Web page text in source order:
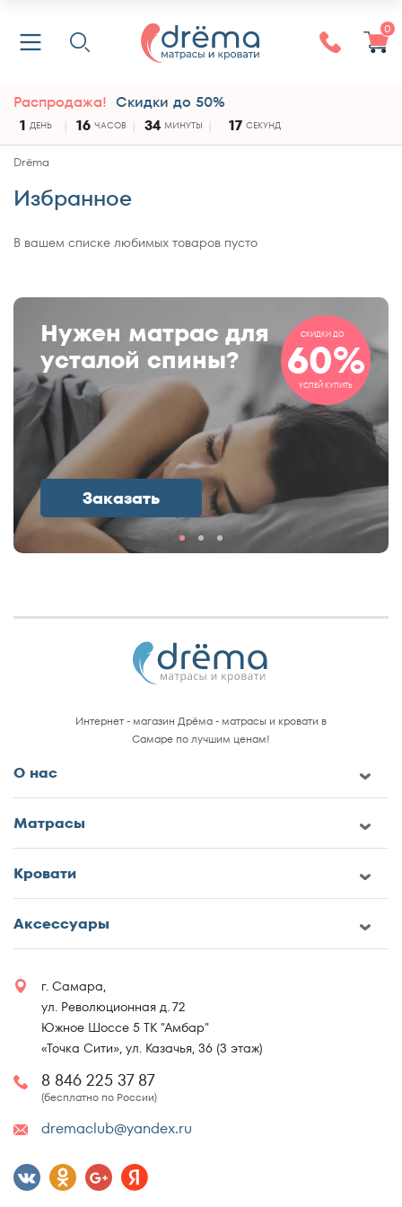
0
Распродажа! Скидки до 50%
1 ДЕНЬ 16 ЧАСОВ 34 МИНУТЫ 17 СЕКУНД
Drёma
Избранное
В вашем списке любимых товаров пусто
Нужен матрас для
усталой спины?
Заказать
СКИДКИ ДО
60%
УСПЕЙ КУПИТЬ
Интернет - магазин Дрёма - матрасы и кровати в
Самаре по лучшим ценам!
О нас
Матрасы
Кровати
Аксессуары
г. Самара,
ул. Революционная д. 72
Южное Шоссе 5 ТК "Амбар"
«Точка Сити», ул. Казачья, 36 (3 этаж)
8 846 225 37 87
(бесплатно по России)
dremaclub@yandex.ru